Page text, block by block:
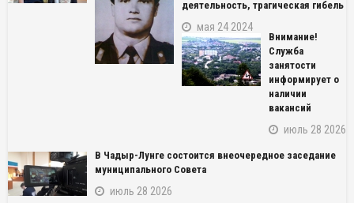
деятельность, трагическая гибель
мая 24 2024
Внимание!
Служба
занятости
информирует о
наличии
вакансий
июль 28 2026
В Чадыр-Лунге состоится внеочередное заседание
муниципального Совета
июль 28 2026